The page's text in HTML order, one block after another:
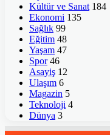
Kültür ve Sanat 184
Ekonomi 135
Sağlık 99
Eğitim 48
Yaşam 47
Spor 46
Asayiş 12
Ulaşım 6
Magazin 5
Teknoloji 4
Dünya 3